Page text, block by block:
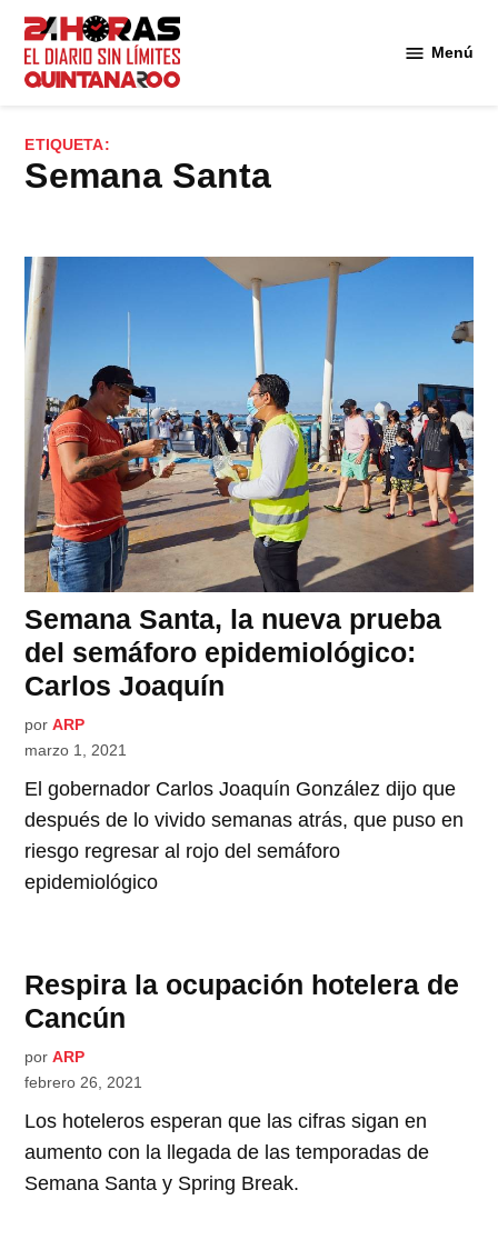
Saltar
contenido
Menú
ETIQUETA:
Semana Santa
Semana Santa, la nueva prueba
del semáforo epidemiológico:
Carlos Joaquín
por ARP
marzo 1, 2021
El gobernador Carlos Joaquín González dijo que
después de lo vivido semanas atrás, que puso en
riesgo regresar al rojo del semáforo
epidemiológico
Respira la ocupación hotelera de
Cancún
por ARP
febrero 26, 2021
Los hoteleros esperan que las cifras sigan en
aumento con la llegada de las temporadas de
Semana Santa y Spring Break.